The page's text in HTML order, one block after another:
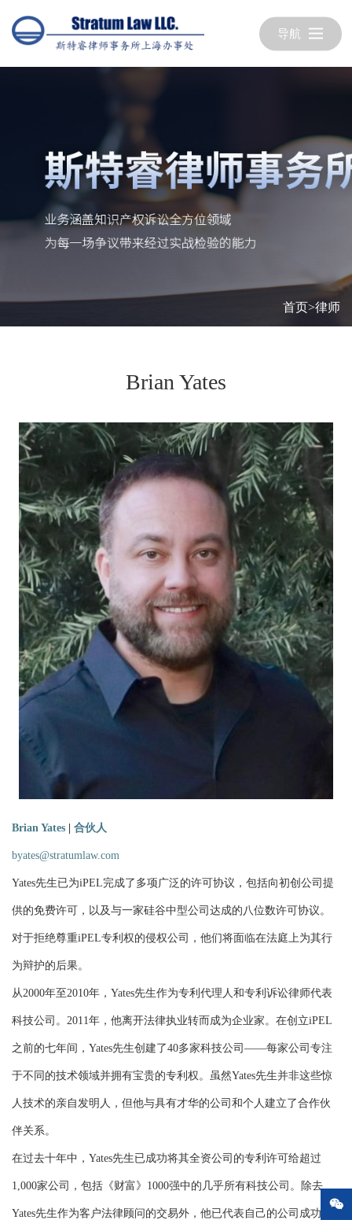
导航
首页>律师
Brian Yates
Brian Yates 合伙人
byates@stratumlaw.com
Yates先生已为iPEL完成了多项广泛的许可协议，包括向初创公司提
供的免费许可，以及与一家硅谷中型公司达成的八位数许可协议。
对于拒绝尊重iPEL专利权的侵权公司，他们将面临在法庭上为其行
为辩护的后果。
从2000年至2010年，Yates先生作为专利代理人和专利诉讼律师代表
科技公司。2011年，他离开法律执业转而成为企业家。在创立iPEL
之前的七年间，Yates先生创建了40多家科技公司——每家公司专注
于不同的技术领域并拥有宝贵的专利权。虽然Yates先生并非这些惊
人技术的亲自发明人，但他与具有才华的公司和个人建立了合作伙
伴关系。
在过去十年中，Yates先生已成功将其全资公司的专利许可给超过
1,000家公司，包括《财富》1000强中的几乎所有科技公司。除去
Yates先生作为客户法律顾问的交易外，他已代表自己的公司成功完
